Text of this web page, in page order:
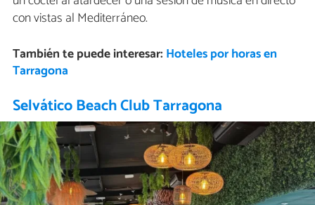
con vistas al Mediterráneo.
También te puede interesar: Hoteles por horas en
Tarragona
Selvático Beach Club Tarragona